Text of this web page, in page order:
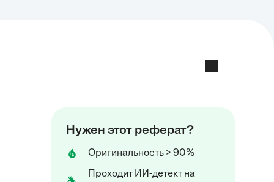
Нужен этот реферат?
Оригинальность > 90%
Проходит ИИ-детект на